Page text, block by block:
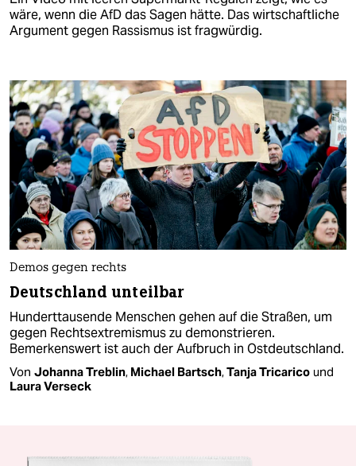
wäre, wenn die AfD das Sagen hätte. Das wirtschaftliche
Argument gegen Rassismus ist fragwürdig.
Demos gegen rechts
Deutschland unteilbar
Hunderttausende Menschen gehen auf die Straßen, um
gegen Rechtsextremismus zu demonstrieren.
Bemerkenswert ist auch der Aufbruch in Ostdeutschland.
Von Johanna Treblin, Michael Bartsch,Tanja Tricarico und
Laura Verseck